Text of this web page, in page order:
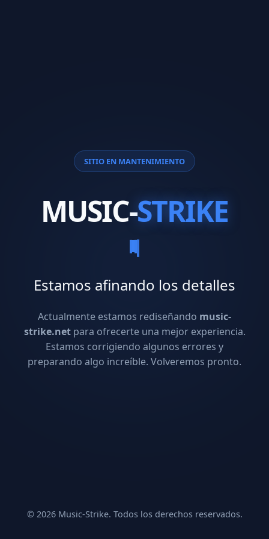
SITIO EN MANTENIMIENTO
MUSIC-STRIKE
Estamos afinando los detalles
Actualmente estamos rediseñando music-
strike.netpara ofrecerte una mejor experiencia.
Estamos corrigiendo algunos errores y
preparando algo increíble. Volveremos pronto.
© 2026 Music-Strike. Todos los derechos reservados.